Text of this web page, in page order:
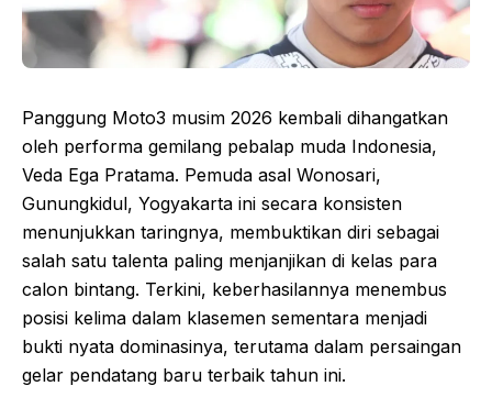
Panggung Moto3 musim 2026 kembali dihangatkan
oleh performa gemilang pebalap muda Indonesia,
Veda Ega Pratama. Pemuda asal Wonosari,
Gunungkidul, Yogyakarta ini secara konsisten
menunjukkan taringnya, membuktikan diri sebagai
salah satu talenta paling menjanjikan di kelas para
calon bintang. Terkini, keberhasilannya menembus
posisi kelima dalam klasemen sementara menjadi
bukti nyata dominasinya, terutama dalam persaingan
gelar pendatang baru terbaik tahun ini.